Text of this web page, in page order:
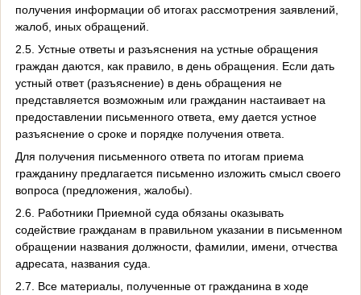
получения информации об итогах рассмотрения заявлений,
жалоб, иных обращений.
2.5. Устные ответы и разъяснения на устные обращения
граждан даются, как правило, в день обращения. Если дать
устный ответ (разъяснение) в день обращения не
представляется возможным или гражданин настаивает на
предоставлении письменного ответа, ему дается устное
разъяснение о сроке и порядке получения ответа.
Для получения письменного ответа по итогам приема
гражданину предлагается письменно изложить смысл своего
вопроса (предложения, жалобы).
2.6. Работники Приемной суда обязаны оказывать
содействие гражданам в правильном указании в письменном
обращении названия должности, фамилии, имени, отчества
адресата, названия суда.
2.7. Все материалы, полученные от гражданина в ходе